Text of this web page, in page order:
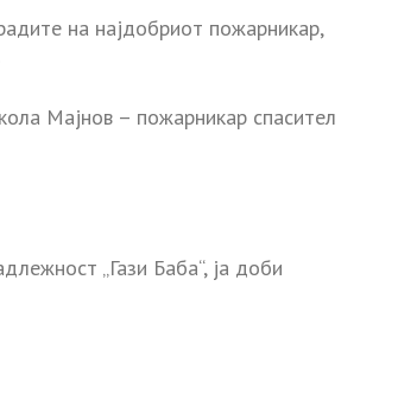
на најдобриот пожарникар,
Мајнов – пожарникар спасител
„Гази Баба“, ја доби